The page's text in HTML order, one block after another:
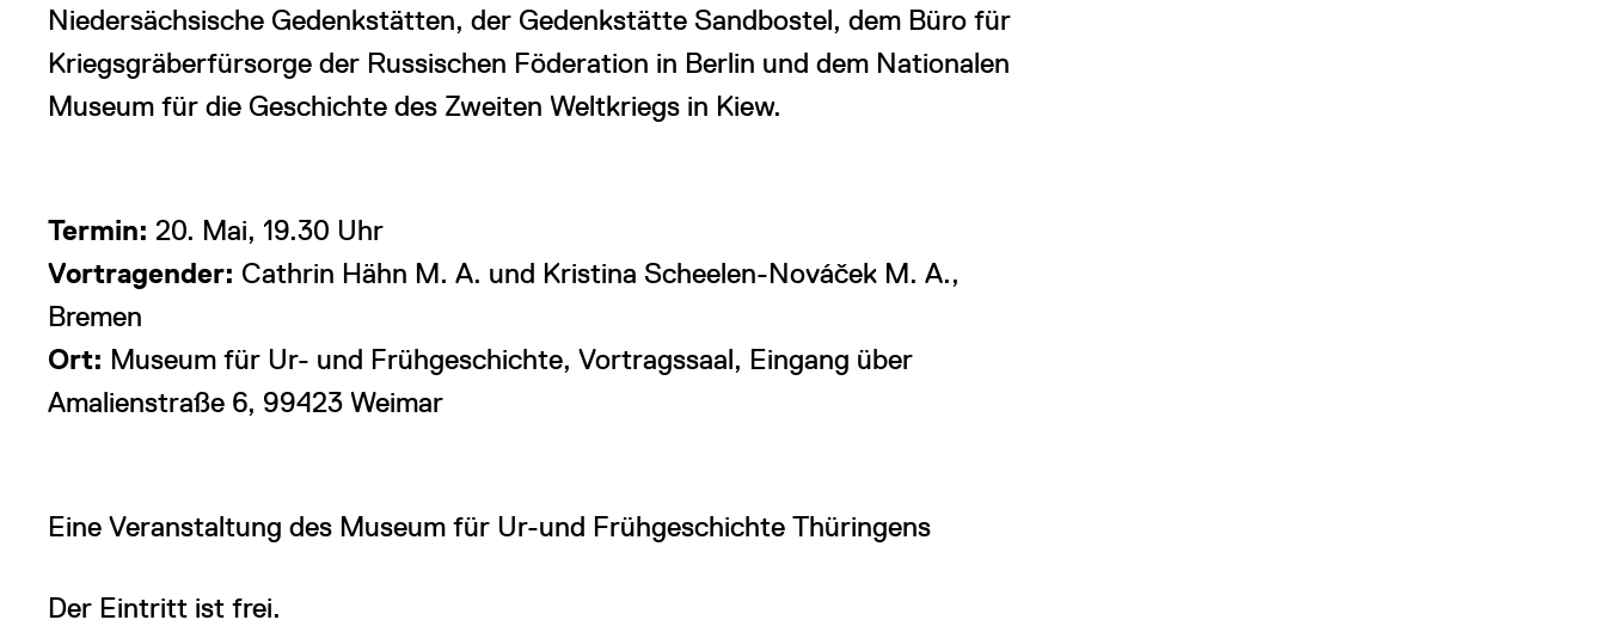
Niedersächsische Gedenkstätten, der Gedenkstätte Sandbostel, dem Büro für
Kriegsgräberfürsorge der Russischen Föderation in Berlin und dem Nationalen
Museum für die Geschichte des Zweiten Weltkriegs in Kiew.
Termin: 20. Mai, 19.30 Uhr
Vortragender: Cathrin Hähn M. A. und Kristina Scheelen-Nováček M. A.,
Bremen
Ort: Museum für Ur- und Frühgeschichte, Vortragssaal, Eingang über
Amalienstraße 6, 99423 Weimar
Eine Veranstaltung des Museum für Ur-und Frühgeschichte Thüringens
Der Eintritt ist frei.